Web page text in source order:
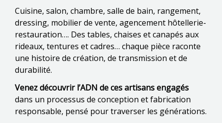
Cuisine, salon, chambre, salle de bain, rangement,
dressing, mobilier de vente, agencement hôtellerie-
restauration…. Des tables, chaises et canapés aux
rideaux, tentures et cadres… chaque pièce raconte
une histoire de création, de transmission et de
durabilité.
Venez découvrir l’ADN de ces artisans engagés
dans un processus de conception et fabrication
responsable, pensé pour traverser les générations.